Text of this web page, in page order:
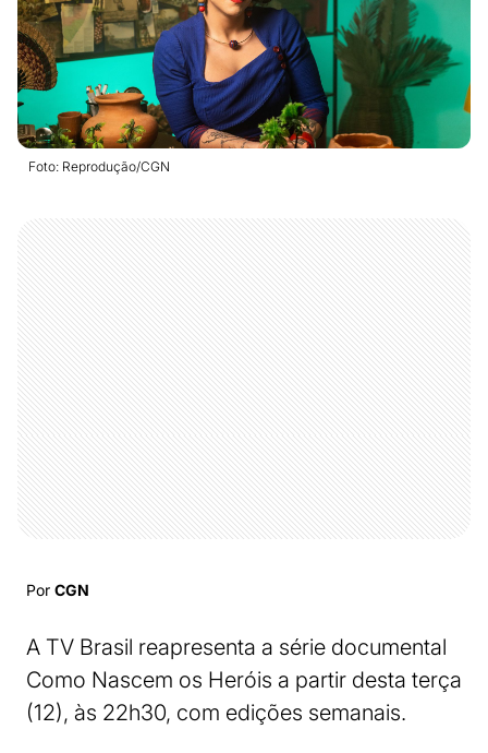
Foto: Reprodução/CGN
Por CGN
A TV Brasil reapresenta a série documental
Como Nascem os Heróis a partir desta terça
(12), às 22h30, com edições semanais.